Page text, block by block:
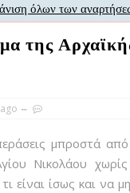
όλων των
της
μπροστά
Νικολάου
είναι ίσως και να